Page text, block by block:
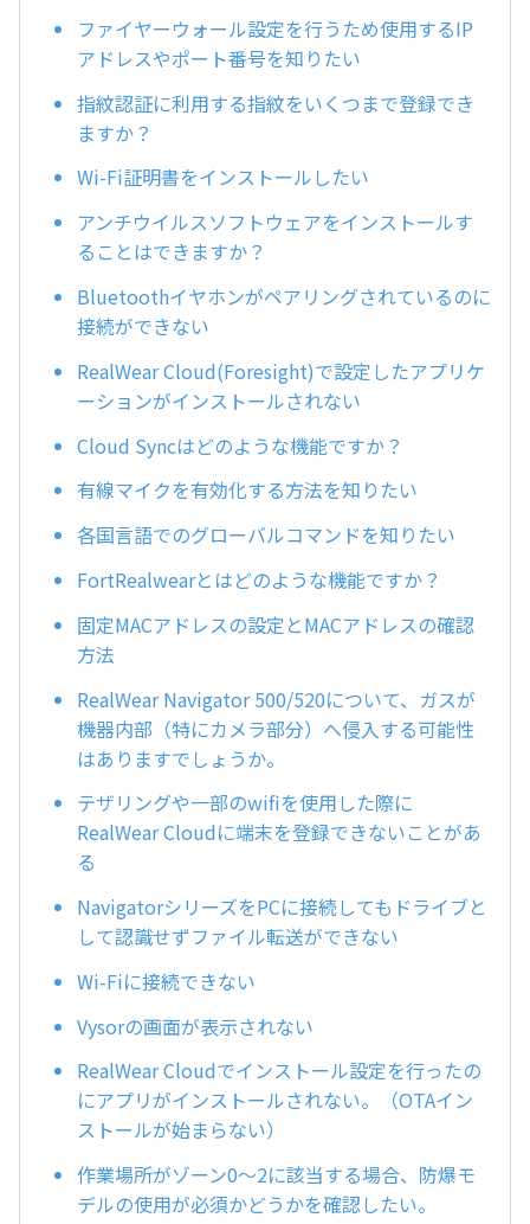
ファイヤーウォール設定を行うため使用するIP
アドレスやポート番号を知りたい
指紋認証に利用する指紋をいくつまで登録でき
ますか？
Wi-Fi証明書をインストールしたい
アンチウイルスソフトウェアをインストールす
ることはできますか？
Bluetoothイヤホンがペアリングされているのに
接続ができない
RealWear Cloud(Foresight)で設定したアプリケ
ーションがインストールされない
Cloud Syncはどのような機能ですか？
有線マイクを有効化する方法を知りたい
各国言語でのグローバルコマンドを知りたい
FortRealwearとはどのような機能ですか？
固定MACアドレスの設定とMACアドレスの確認
方法
RealWear Navigator 500/520について、ガスが
機器内部（特にカメラ部分）へ侵入する可能性
はありますでしょうか。
テザリングや一部のwifiを使用した際に
RealWear Cloudに端末を登録できないことがあ
る
NavigatorシリーズをPCに接続してもドライブと
して認識せずファイル転送ができない
Wi-Fiに接続できない
Vysorの画面が表示されない
RealWear Cloudでインストール設定を行ったの
にアプリがインストールされない。（OTAイン
ストールが始まらない）
作業場所がゾーン0～2に該当する場合、防爆モ
デルの使用が必須かどうかを確認したい。